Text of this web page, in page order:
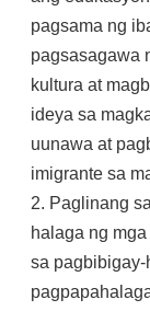
pagsama ng
pagsasagawa
kultura at
ideya sa
uunawa at
imigrante sa
2. Paglinang
halaga ng
sa